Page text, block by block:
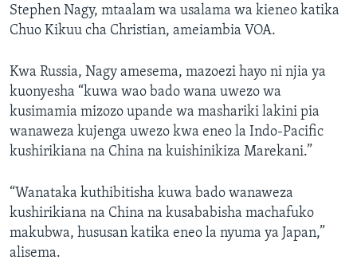
Stephen Nagy, mtaalam wa usalama wa kieneo katika
Chuo Kikuu cha Christian, ameiambia VOA.
Kwa Russia, Nagy amesema, mazoezi hayo ni njia ya
kuonyesha “kuwa wao bado wana uwezo wa
kusimamia mizozo upande wa mashariki lakini pia
wanaweza kujenga uwezo kwa eneo la Indo-Pacific
kushirikiana na China na kuishinikiza Marekani.”
“Wanataka kuthibitisha kuwa bado wanaweza
kushirikiana na China na kusababisha machafuko
makubwa, hususan katika eneo la nyuma ya Japan,”
alisema.